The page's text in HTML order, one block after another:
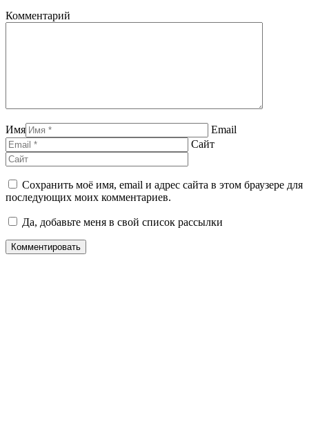
Комментарий
Имя
Email
Сайт
Сохранить моё имя, email и адрес сайта в этом браузере для
последующих моих комментариев.
Да, добавьте меня в свой список рассылки